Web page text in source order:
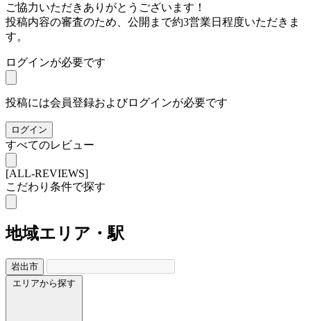
ご協力いただきありがとうございます！
投稿内容の審査のため、公開まで約3営業日程度いただきま
す。
ログインが必要です
投稿には会員登録およびログインが必要です
ログイン
すべてのレビュー
[ALL-REVIEWS]
こだわり条件で探す
地域エリア・駅
岩出市
エリアから探す